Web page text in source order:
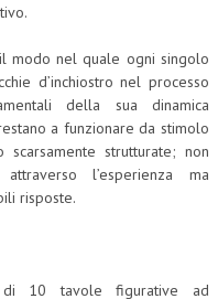
modo nel quale ogni singolo
d’inchiostro nel processo
della sua dinamica
a funzionare da stimolo
strutturate; non
l’esperienza ma
risposte.
10 tavole figurative ad